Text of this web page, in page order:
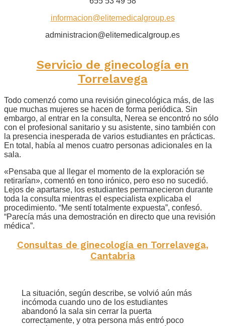
informacion@elitemedicalgroup.es
administracion@elitemedicalgroup.es
Servicio de ginecología en
Torrelavega
Todo comenzó como una revisión ginecológica más, de las
que muchas mujeres se hacen de forma periódica. Sin
embargo, al entrar en la consulta, Nerea se encontró no sólo
con el profesional sanitario y su asistente, sino también con
la presencia inesperada de varios estudiantes en prácticas.
En total, había al menos cuatro personas adicionales en la
sala.
«Pensaba que al llegar el momento de la exploración se
retirarían», comentó en tono irónico, pero eso no sucedió.
Lejos de apartarse, los estudiantes permanecieron durante
toda la consulta mientras el especialista explicaba el
procedimiento. “Me sentí totalmente expuesta”, confesó.
“Parecía más una demostración en directo que una revisión
médica”.
Consultas de ginecología en Torrelavega,
Cantabria
La situación, según describe, se volvió aún más
incómoda cuando uno de los estudiantes
abandonó la sala sin cerrar la puerta
correctamente, y otra persona más entró poco